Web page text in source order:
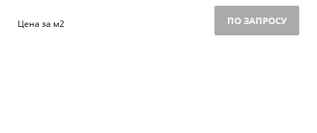
Цена за м2 ПО ЗАПРОСУ